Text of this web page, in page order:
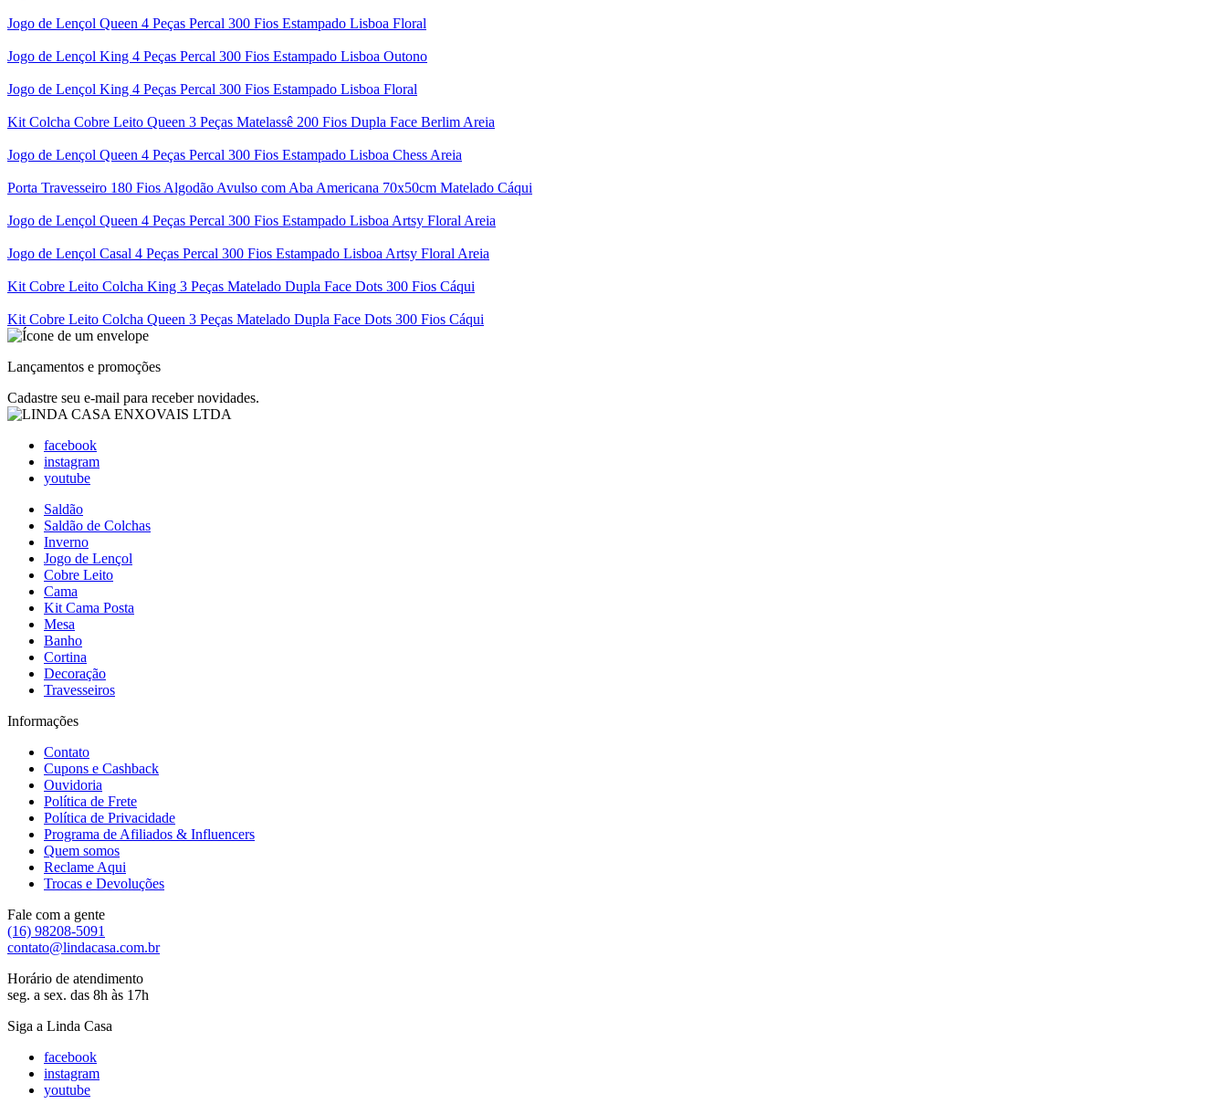
Jogo de Lençol Queen 4 Peças Percal 300 Fios Estampado Lisboa Floral
Jogo de Lençol King 4 Peças Percal 300 Fios Estampado Lisboa Outono
Jogo de Lençol King 4 Peças Percal 300 Fios Estampado Lisboa Floral
Kit Colcha Cobre Leito Queen 3 Peças Matelassê 200 Fios Dupla Face Berlim Areia
Jogo de Lençol Queen 4 Peças Percal 300 Fios Estampado Lisboa Chess Areia
Porta Travesseiro 180 Fios Algodão Avulso com Aba Americana 70x50cm Matelado Cáqui
Jogo de Lençol Queen 4 Peças Percal 300 Fios Estampado Lisboa Artsy Floral Areia
Jogo de Lençol Casal 4 Peças Percal 300 Fios Estampado Lisboa Artsy Floral Areia
Kit Cobre Leito Colcha King 3 Peças Matelado Dupla Face Dots 300 Fios Cáqui
Kit Cobre Leito Colcha Queen 3 Peças Matelado Dupla Face Dots 300 Fios Cáqui
Lançamentos e promoções
Cadastre seu e-mail para receber novidades.
facebook
instagram
youtube
Saldão
Saldão de Colchas
Inverno
Jogo de Lençol
Cobre Leito
Cama
Kit Cama Posta
Mesa
Banho
Cortina
Decoração
Travesseiros
Informações
Contato
Cupons e Cashback
Ouvidoria
Política de Frete
Política de Privacidade
Programa de Afiliados & Influencers
Quem somos
Reclame Aqui
Trocas e Devoluções
Fale com a gente
(16) 98208-5091
contato@lindacasa.com.br
Horário de atendimento
seg. a sex. das 8h às 17h
Siga a Linda Casa
facebook
instagram
youtube